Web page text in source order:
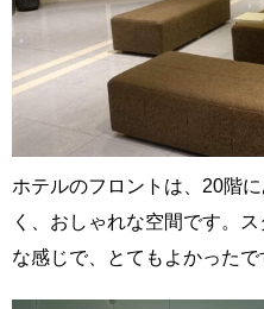
ホテルのフロントは、20階
く、おしゃれな空間です。
な感じで、とてもよかったで